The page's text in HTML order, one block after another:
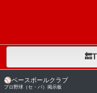
⚾ベースボールクラブ
プロ野球（セ・パ）掲示板